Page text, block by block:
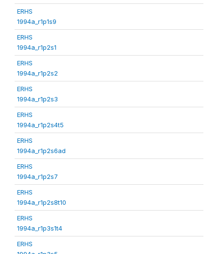
ERHS
1994a_r1p1s9
ERHS
1994a_r1p2s1
ERHS
1994a_r1p2s2
ERHS
1994a_r1p2s3
ERHS
1994a_r1p2s4t5
ERHS
1994a_r1p2s6ad
ERHS
1994a_r1p2s7
ERHS
1994a_r1p2s8t10
ERHS
1994a_r1p3s1t4
ERHS